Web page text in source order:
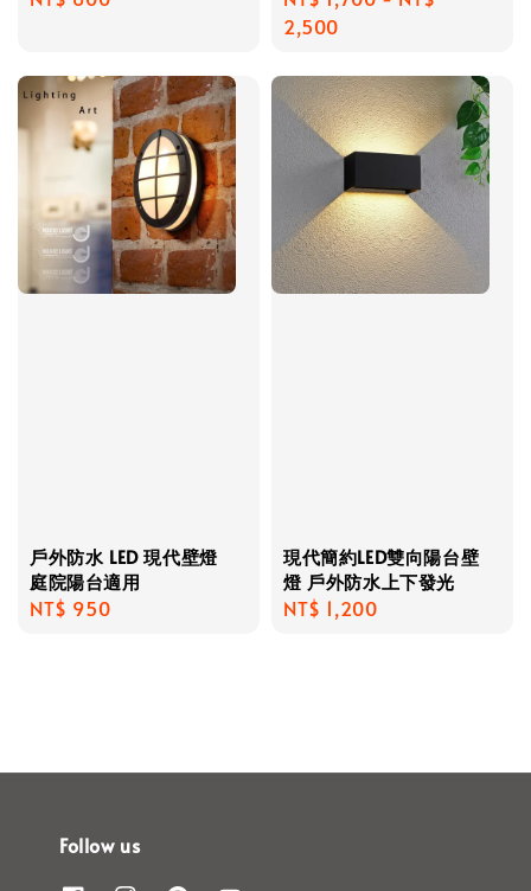
price
2,500
戶外防水 LED 現代壁燈
庭院陽台適用
Regular
NT$ 950
現代簡約LED雙向陽台壁
燈 戶外防水上下發光
Regular
NT$ 1,200
Follow us